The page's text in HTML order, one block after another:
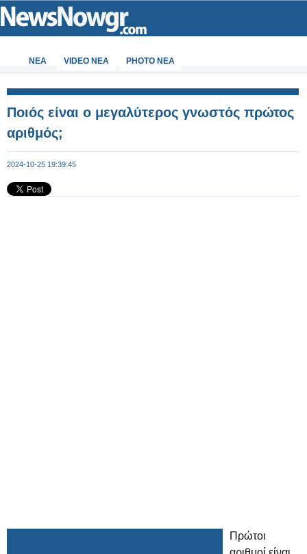
ΝΕΑ VIDEO NEA PHOTO NEA
Ποιός είναι ο μεγαλύτερος γνωστός πρώτος
αριθμός;
2024-10-25 19:39:45
Πρώτοι